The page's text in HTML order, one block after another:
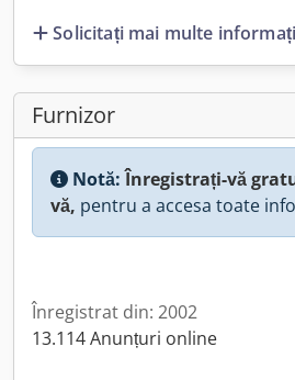
Solicitați mai multe
Furnizor
Notă:Înregistrați-vă
vă, pentru a accesa toate
Înregistrat din: 2002
13.114 Anunțuri online